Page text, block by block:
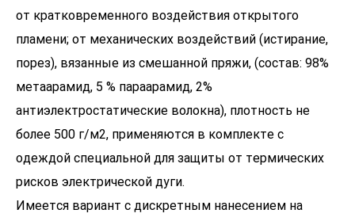
от кратковременного воздействия открытого
пламени; от механических воздействий (истирание,
порез), вязанные из смешанной пряжи, (состав: 98%
метаарамид, 5 % параарамид, 2%
антиэлектростатические волокна), плотность не
более 500 г/м2, применяются в комплекте с
одеждой специальной для защиты от термических
рисков электрической дуги.
Имеется вариант с дискретным нанесением на